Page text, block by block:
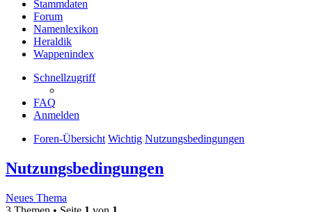
Stammdaten
Forum
Namenlexikon
Heraldik
Wappenindex
Schnellzugriff
FAQ
Anmelden
Foren-Übersicht Wichtig Nutzungsbedingungen
Nutzungsbedingungen
Neues Thema